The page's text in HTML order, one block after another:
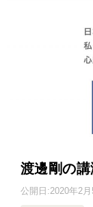
渡邊剛の講
公開日:2020年2月